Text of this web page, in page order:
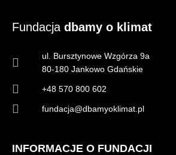
Fundacja dbamy o klimat
ul. Bursztynowe Wzgórza 9a
80-180 Jankowo Gdańskie
+48 570 800 602
fundacja@dbamyoklimat.pl
INFORMACJE O FUNDACJI